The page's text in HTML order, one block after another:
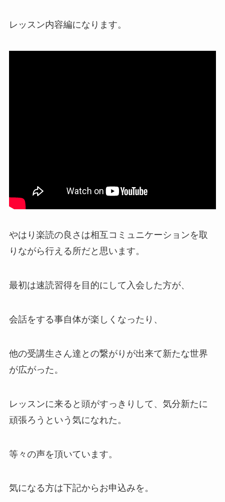
レッスン内容編になります。
やはり楽読の良さは相互コミュニケーションを取
りながら行える所だと思います。
最初は速読習得を目的にして入会した方が、
会話をする事自体が楽しくなったり、
他の受講生さん達との繋がりが出来て新たな世界
が広がった。
レッスンに来ると頭がすっきりして、気分新たに
頑張ろうという気になれた。
等々の声を頂いています。
気になる方は下記からお申込みを。